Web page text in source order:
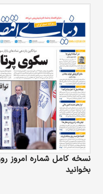
نسخه کامل شماره امروز
بخوانید